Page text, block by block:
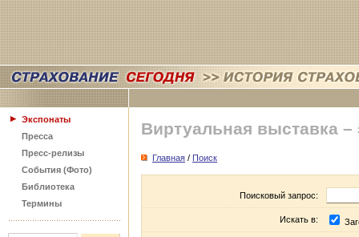
Экспонаты
Пресса
Пресс-релизы
События (Фото)
Библиотека
Термины
Виртуальная выставка –
Главная / Поиск
Поисковый запрос:
Искать в: